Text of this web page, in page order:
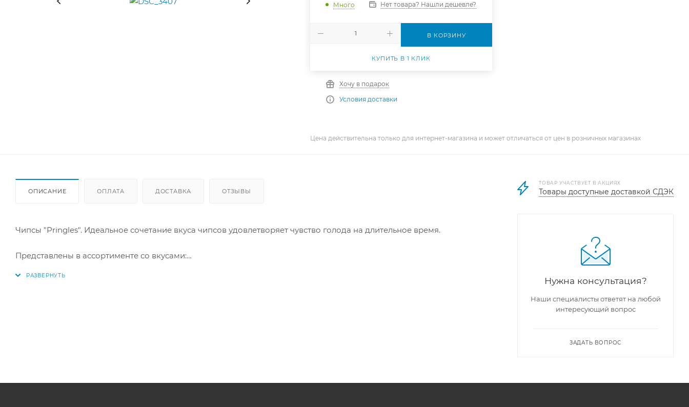
Много Нет товара? Нашли дешевле?
В КОРЗИНУ
КУПИТЬ В 1 КЛИК
Хочу в подарок
Условия доставки
Цена действительна только для интернет-магазина и может отличаться от цен в розничных магазинах
ОПИСАНИЕ ОПЛАТА ДОСТАВКА ОТЗЫВЫ
Чипсы "Pringles". Идеальное сочетание вкуса чипсов удовлетворяет чувство голода на длительное время.
Представлены в ассортименте со вкусами:
- Барбекю BBQ -
ТОВАР УЧАСТВУЕТ В АКЦИЯХ
Товары доступные доставкой СДЭК
Нужна консультация?
Наши специалисты ответят на любой
интересующий вопрос
ЗАДАТЬ ВОПРОС